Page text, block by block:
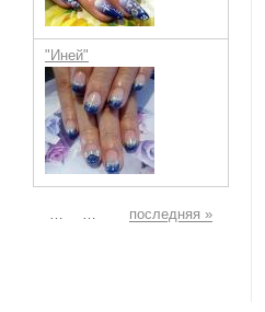
"Иней"
Страницы
… … последняя »